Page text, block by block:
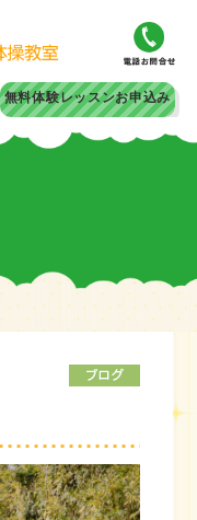
無料体験レッスンお申込み